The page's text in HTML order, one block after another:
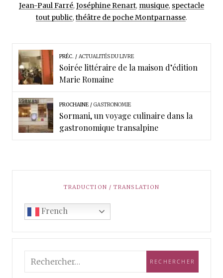
Jean-Paul Farré, Joséphine Renart, musique, spectacle
tout public, théâtre de poche Montparnasse.
PRÉC. ACTUALITÉS DU LIVRE
Soirée littéraire de la maison d’édition
Marie Romaine
PROCHAINE GASTRONOMIE
Sormani, un voyage culinaire dans la
gastronomique transalpine
TRADUCTION / TRANSLATION
French